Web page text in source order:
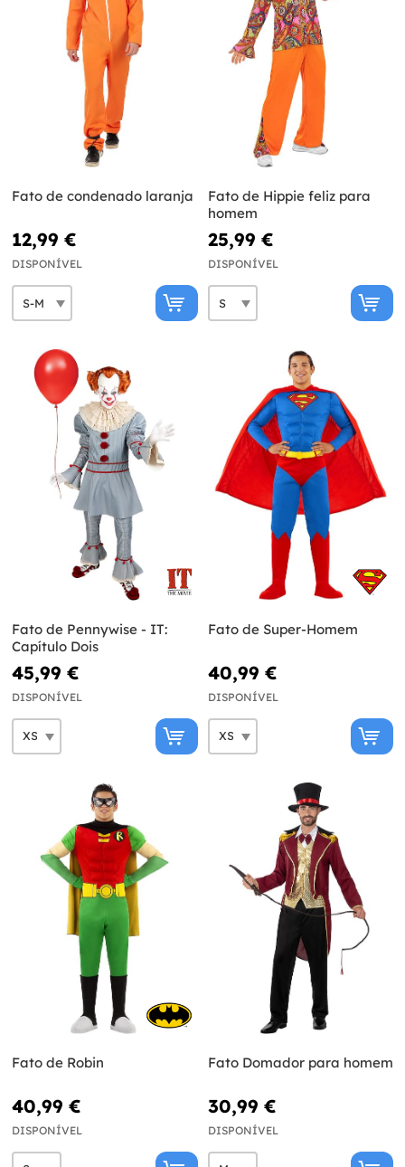
Fato de condenado laranja
12,99 €
DISPONÍVEL
Fato de Hippie feliz para
homem
25,99 €
DISPONÍVEL
Fato de Pennywise - IT:
Capítulo Dois
45,99 €
DISPONÍVEL
Fato de Super-Homem
40,99 €
DISPONÍVEL
Fato de Robin
40,99 €
DISPONÍVEL
Fato Domador para homem
30,99 €
DISPONÍVEL